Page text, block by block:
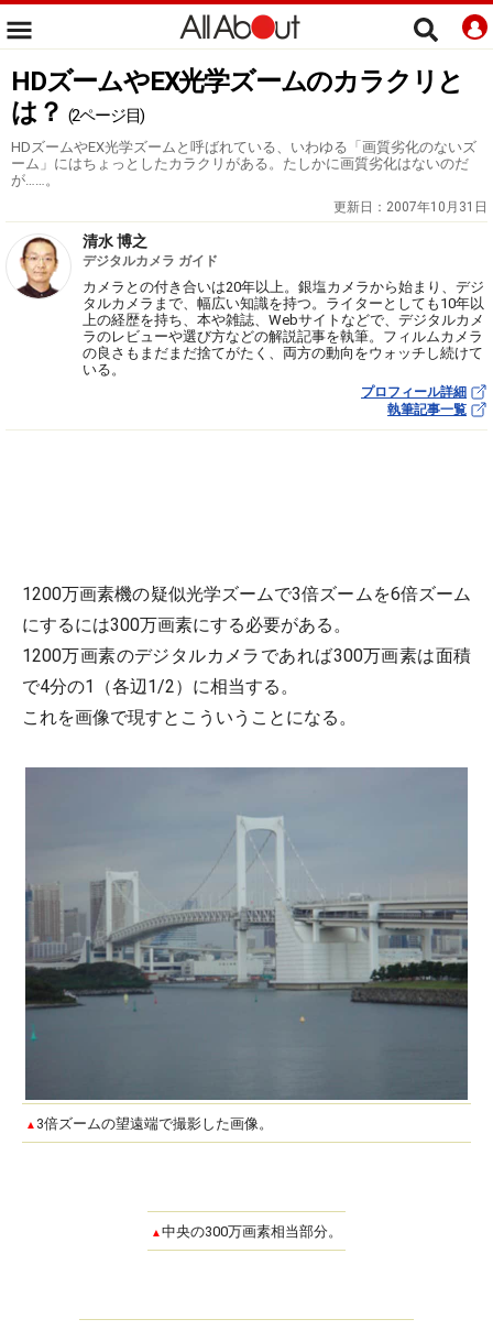
HDズームやEX光学ズームのカラクリと
は？ (2ページ目)
HDズームやEX光学ズームと呼ばれている、いわゆる「画質劣化のないズ
ーム」にはちょっとしたカラクリがある。たしかに画質劣化はないのだ
が……。
更新日： 2007年10月31日
清水 博之
デジタルカメラ ガイド
カメラとの付き合いは20年以上。銀塩カメラから始まり、デジ
タルカメラまで、幅広い知識を持つ。ライターとしても10年以
上の経歴を持ち、本や雑誌、Webサイトなどで、デジタルカメ
ラのレビューや選び方などの解説記事を執筆。フィルムカメラ
の良さもまだまだ捨てがたく、両方の動向をウォッチし続けて
いる。
プロフィール詳細
執筆記事一覧
1200万画素機の疑似光学ズームで3倍ズームを6倍ズーム
にするには300万画素にする必要がある。
1200万画素のデジタルカメラであれば300万画素は面積
で4分の1（各辺1/2）に相当する。
これを画像で現すとこういうことになる。
▲ 3倍ズームの望遠端で撮影した画像。
▲中央の300万画素相当部分。